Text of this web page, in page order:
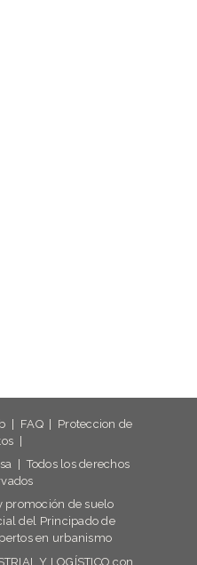
FAQ| Proteccion de
| Todos los derechos
promoción de suelo
del Principado de
en urbanismo
Y LOGÍSTICO con